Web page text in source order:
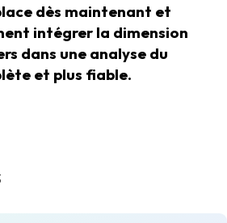
dès maintenant et
intégrer la dimension
dans une analyse du
et plus fiable.